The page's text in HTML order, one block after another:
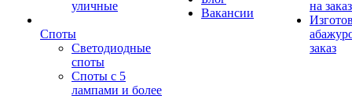
уличные
Споты
Светодиодные
споты
Споты с 5
лампами и более
Вакансии
на заказ
заказ